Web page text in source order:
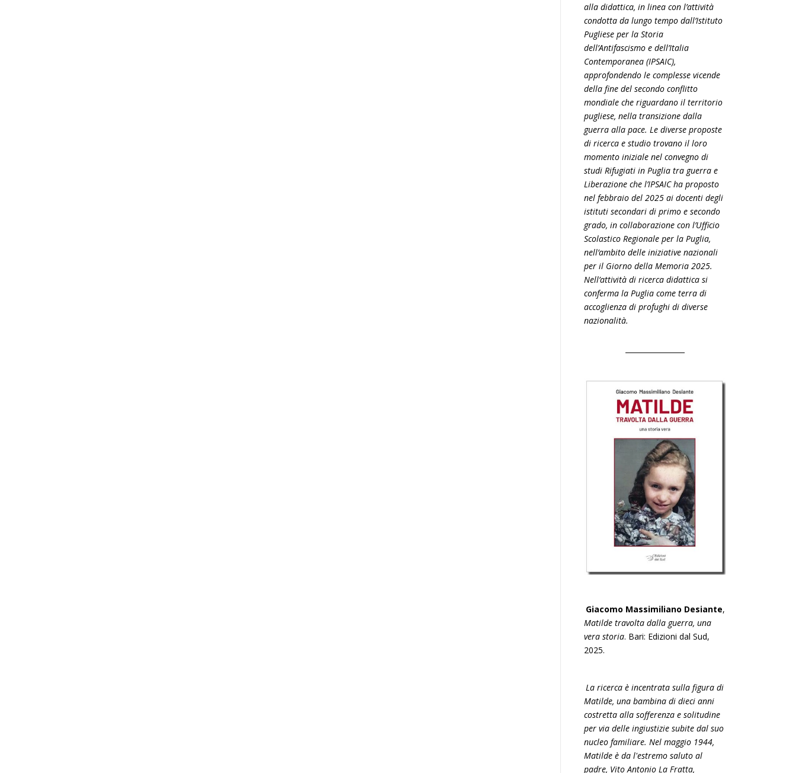
alla didattica, in linea con l’attività
condotta da lungo tempo dall’Istituto
Pugliese per la Storia
dell’Antifascismo e dell’Italia
Contemporanea (IPSAIC),
approfondendo le complesse vicende
della fine del secondo conflitto
mondiale che riguardano il territorio
pugliese, nella transizione dalla
guerra alla pace. Le diverse proposte
di ricerca e studio trovano il loro
momento iniziale nel convegno di
studi Rifugiati in Puglia tra guerra e
Liberazione che l’IPSAIC ha proposto
nel febbraio del 2025 ai docenti degli
istituti secondari di primo e secondo
grado, in collaborazione con l’Ufficio
Scolastico Regionale per la Puglia,
nell’ambito delle iniziative nazionali
per il Giorno della Memoria 2025.
Nell’attività di ricerca didattica si
conferma la Puglia come terra di
accoglienza di profughi di diverse
nazionalità.
Giacomo Massimiliano Desiante,
Matilde travolta dalla guerra, una
vera storia. Bari: Edizioni dal Sud,
2025.
La ricerca è incentrata sulla figura di
Matilde, una bambina di dieci anni
costretta alla sofferenza e solitudine
per via delle ingiustizie subite dal suo
nucleo familiare. Nel maggio 1944,
Matilde è da l'estremo saluto al
padre, Vito Antonio La Fratta,